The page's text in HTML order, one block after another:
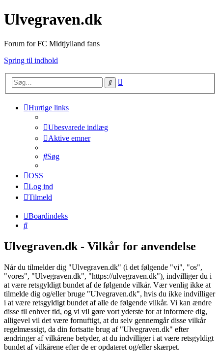
Ulvegraven.dk
Forum for FC Midtjylland fans
Spring til indhold
Søg
Hurtige links
Ubesvarede indlæg
Aktive emner
Søg
OSS
Log ind
Tilmeld
Boardindeks
Søg
Ulvegraven.dk - Vilkår for anvendelse
Når du tilmelder dig "Ulvegraven.dk" (i det følgende "vi", "os",
"vores", "Ulvegraven.dk", "https://ulvegraven.dk"), indvilliger du i
at være retsgyldigt bundet af de følgende vilkår. Vær venlig ikke at
tilmelde dig og/eller bruge "Ulvegraven.dk", hvis du ikke indvilliger
i at være retsgyldigt bundet af alle de følgende vilkår. Vi kan ændre
disse til enhver tid, og vi vil gøre vort yderste for at informere dig,
alligevel vil det være fornuftigt, at du selv gennemgår disse vilkår
regelmæssigt, da din fortsatte brug af "Ulvegraven.dk" efter
ændringer af vilkårene betyder, at du indvilliger i at være retsgyldigt
bundet af vilkårene efter de er opdateret og/eller skærpet.